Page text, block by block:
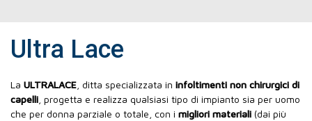
Ultra Lace
La ULTRALACE, ditta specializzata in infoltimenti non chirurgici di
capelli, progetta e realizza qualsiasi tipo di impianto sia per uomo
che per donna parziale o totale, con i migliori materiali (dai più